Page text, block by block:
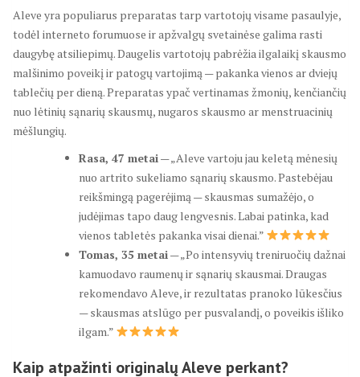
Aleve yra populiarus preparatas tarp vartotojų visame pasaulyje,
todėl interneto forumuose ir apžvalgų svetainėse galima rasti
daugybę atsiliepimų. Daugelis vartotojų pabrėžia ilgalaikį skausmo
malšinimo poveikį ir patogų vartojimą — pakanka vienos ar dviejų
tablečių per dieną. Preparatas ypač vertinamas žmonių, kenčiančių
nuo lėtinių sąnarių skausmų, nugaros skausmo ar menstruacinių
mėšlungių.
Rasa, 47 metai— „Aleve vartoju jau keletą mėnesių
nuo artrito sukeliamo sąnarių skausmo. Pastebėjau
reikšmingą pagerėjimą — skausmas sumažėjo, o
judėjimas tapo daug lengvesnis. Labai patinka, kad
vienos tabletės pakanka visai dienai.”
Tomas, 35 metai— „Po intensyvių treniruočių dažnai
kamuodavo raumenų ir sąnarių skausmai. Draugas
rekomendavo Aleve, ir rezultatas pranoko lūkesčius
— skausmas atslūgo per pusvalandį, o poveikis išliko
ilgam.”
Kaip atpažinti originalų Aleve perkant?